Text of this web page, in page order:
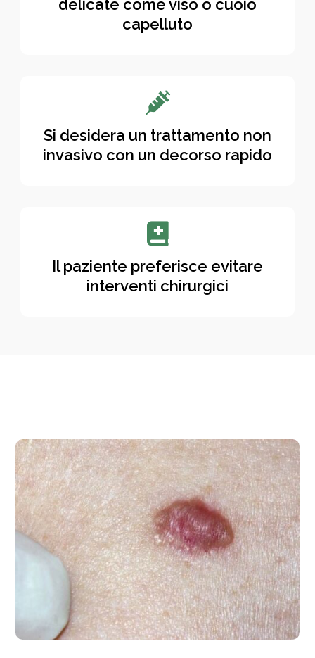
delicate come viso o cuoio
capelluto

Si desidera un trattamento non
invasivo con un decorso rapido

Il paziente preferisce evitare
interventi chirurgici